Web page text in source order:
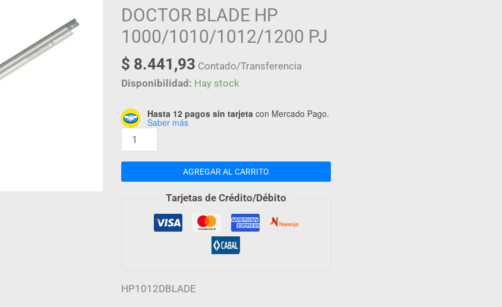
DOCTOR BLADE HP
1000/1010/1012/1200 PJ
$ 8.441,93 Contado/Transferencia
Disponibilidad: Hay stock
Hasta 12 pagos sin tarjetacon Mercado Pago.
Saber más
1000/1010/1012/1200
PJ
AGREGAR AL CARRITO
Tarjetas de Crédito/Débito
HP1012DBLADE